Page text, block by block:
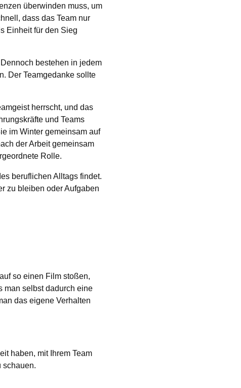
überwinden muss, um
dass das Team nur
Einheit für den Sieg
bestehen in jedem
Der Teamgedanke sollte
herrscht, und das
und Teams
im Winter gemeinsam auf
der Arbeit gemeinsam
Rolle.
beruflichen Alltags findet.
zu bleiben oder Aufgaben
so einen Film stoßen,
man selbst dadurch eine
das eigene Verhalten
haben, mit Ihrem Team
schauen.